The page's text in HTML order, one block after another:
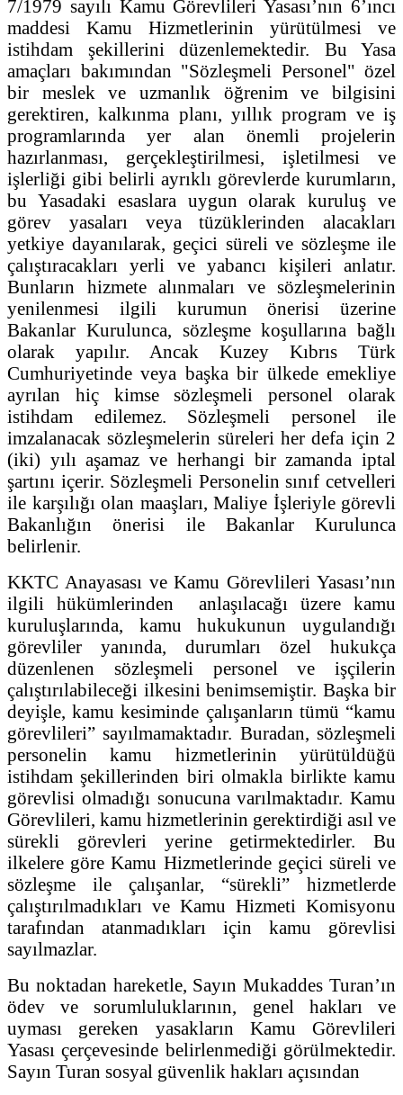
7/1979 sayılı Kamu Görevlileri Yasası’nın 6’ıncı
maddesi Kamu Hizmetlerinin yürütülmesi ve
istihdam şekillerini düzenlemektedir. Bu Yasa
amaçları bakımından "Sözleşmeli Personel" özel
bir meslek ve uzmanlık öğrenim ve bilgisini
gerektiren, kalkınma planı, yıllık program ve iş
programlarında yer alan önemli projelerin
hazırlanması, gerçekleştirilmesi, işletilmesi ve
işlerliği gibi belirli ayrıklı görevlerde kurumların,
bu Yasadaki esaslara uygun olarak kuruluş ve
görev yasaları veya tüzüklerinden alacakları
yetkiye dayanılarak, geçici süreli ve sözleşme ile
çalıştıracakları yerli ve yabancı kişileri anlatır.
Bunların hizmete alınmaları ve sözleşmelerinin
yenilenmesi ilgili kurumun önerisi üzerine
Bakanlar Kurulunca, sözleşme koşullarına bağlı
olarak yapılır. Ancak Kuzey Kıbrıs Türk
Cumhuriyetinde veya başka bir ülkede emekliye
ayrılan hiç kimse sözleşmeli personel olarak
istihdam edilemez. Sözleşmeli personel ile
imzalanacak sözleşmelerin süreleri her defa için 2
(iki) yılı aşamaz ve herhangi bir zamanda iptal
şartını içerir. Sözleşmeli Personelin sınıf cetvelleri
ile karşılığı olan maaşları, Maliye İşleriyle görevli
Bakanlığın önerisi ile Bakanlar Kurulunca
belirlenir.
KKTC Anayasası ve Kamu Görevlileri Yasası’nın
ilgili hükümlerinden anlaşılacağı üzere kamu
kuruluşlarında, kamu hukukunun uygulandığı
görevliler yanında, durumları özel hukukça
düzenlenen sözleşmeli personel ve işçilerin
çalıştırılabileceği ilkesini benimsemiştir. Başka bir
deyişle, kamu kesiminde çalışanların tümü “kamu
görevlileri” sayılmamaktadır. Buradan, sözleşmeli
personelin kamu hizmetlerinin yürütüldüğü
istihdam şekillerinden biri olmakla birlikte kamu
görevlisi olmadığı sonucuna varılmaktadır. Kamu
Görevlileri, kamu hizmetlerinin gerektirdiği asıl ve
sürekli görevleri yerine getirmektedirler. Bu
ilkelere göre Kamu Hizmetlerinde geçici süreli ve
sözleşme ile çalışanlar, “sürekli” hizmetlerde
çalıştırılmadıkları ve Kamu Hizmeti Komisyonu
tarafından atanmadıkları için kamu görevlisi
sayılmazlar.
Bu noktadan hareketle, Sayın Mukaddes Turan’ın
ödev ve sorumluluklarının, genel hakları ve
uyması gereken yasakların Kamu Görevlileri
Yasası çerçevesinde belirlenmediği görülmektedir.
Sayın Turan sosyal güvenlik hakları açısından